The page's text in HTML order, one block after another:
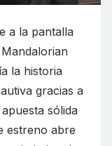
a la pantalla
la historia
gracias a
sólida
estreno abre